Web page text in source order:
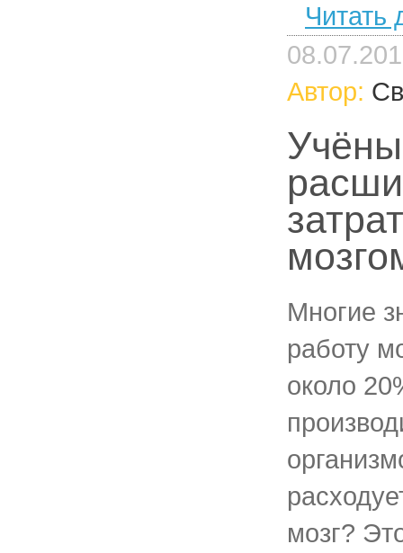
Читать
Автор:
Многие
работу
около
мозг?